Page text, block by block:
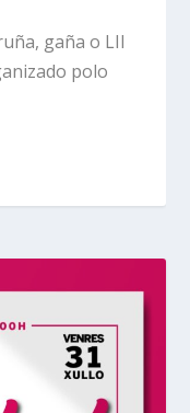
gaña o LII
polo